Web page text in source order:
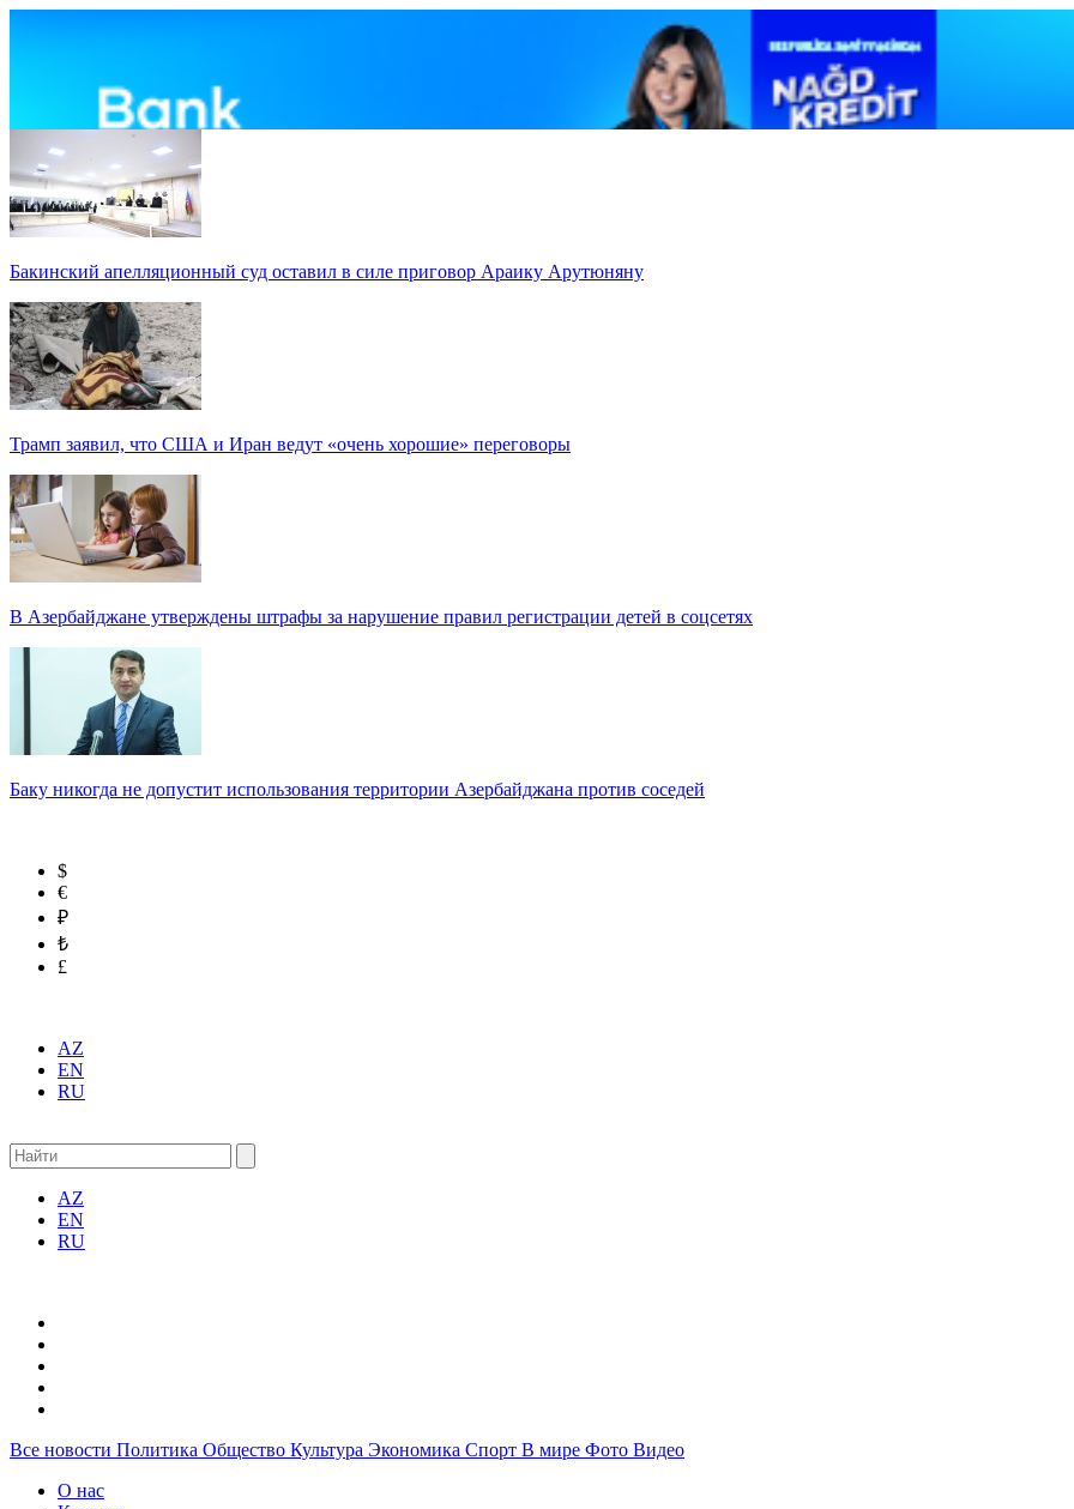
Бакинский апелляционный суд оставил в силе приговор Араику Арутюняну
Трамп заявил, что США и Иран ведут «очень хорошие» переговоры
В Азербайджане утверждены штрафы за нарушение правил регистрации детей в соцсетях
Баку никогда не допустит использования территории Азербайджана против соседей
$
€
₽
₺
£
AZ
EN
RU
AZ
EN
RU
Все новости Политика Общество Культура Экономика Спорт В мире Фото Видео
О нас